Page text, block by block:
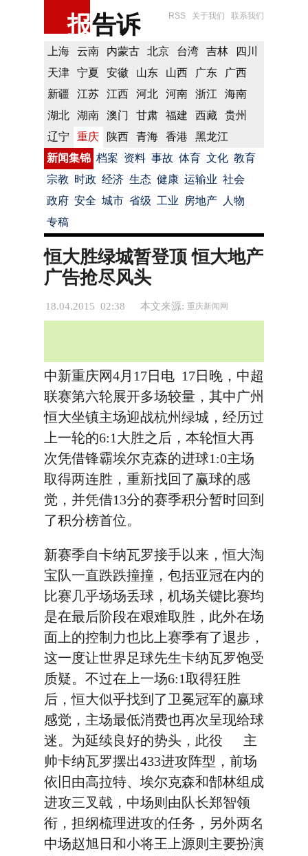
报告诉 RSS 关于我们 联系我们
上海 云南 内蒙古 北京 台湾 吉林
四川
天津
宁夏 安徽 山东 山西 广东
广西
新疆
江苏 江西 河北 河南 浙江
海南
湖北
湖南 澳门 甘肃 福建 西藏
贵州
辽宁
重庆 陕西 青海 香港
黑龙江
新闻集锦 档案 资料 事故 体育 文化 教育
宗教 时政 经济 生态 健康 运输业 社会
政府 安全 城市 省级 工业 房地产
人物
专稿
恒大胜绿城暂登顶 恒大地产
广告抢尽风头
18.04.2015 02:38 本文来源: 重庆新闻网
中新重庆网4月17日电 17日晚，中超
联赛第六轮展开多场较量，其中广州
恒大坐镇主场迎战杭州绿城，经历过
上一轮的6:1大胜之后，本轮恒大再
次凭借锋霸埃尔克森的进球1:0主场
取得两连胜，重新找回了赢球的感
觉，并凭借13分的赛季积分暂时回到
了积分榜首位。
新赛季自卡纳瓦罗接手以来，恒大淘
宝队一直跌跌撞撞，包括亚冠在内的
比赛几乎场场丢球，机场关键比赛均
是在最后阶段在艰难取胜，此外在场
面上的控制力也比上赛季有了退步，
这一度让世界足球先生卡纳瓦罗饱受
质疑。不过在上一场6:1取得狂胜
后，恒大似乎找到了卫冕冠军的赢球
感觉，主场最低消费也再次呈现给球
迷。为延续良好的势头，此役 主
帅卡纳瓦罗摆出433进攻阵型，前场
依旧由高拉特、埃尔克森和郜林组成
进攻三叉戟，中场则由队长郑智领
衔，担纲梳理进攻的任务，另外两名
中场赵旭日和小将王上源则主要扮演